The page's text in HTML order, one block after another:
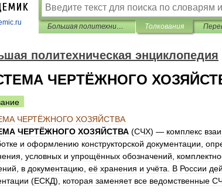
Большая политехническая энциклопедия Толкования
политехническая энциклопедия
ЧЕРТЁЖНОГО
ЧЕРТЁЖНОГО ХОЗЯЙСТВА
ЧЕРТЁЖНОГО ХОЗЯЙСТВА (СЧХ) — комплекс
и оформлению конструкторской документации
условных и упрощённых обозначений
в документацию её хранения и учёта В России
(ЕСКД), которая заменяет все ведомственные